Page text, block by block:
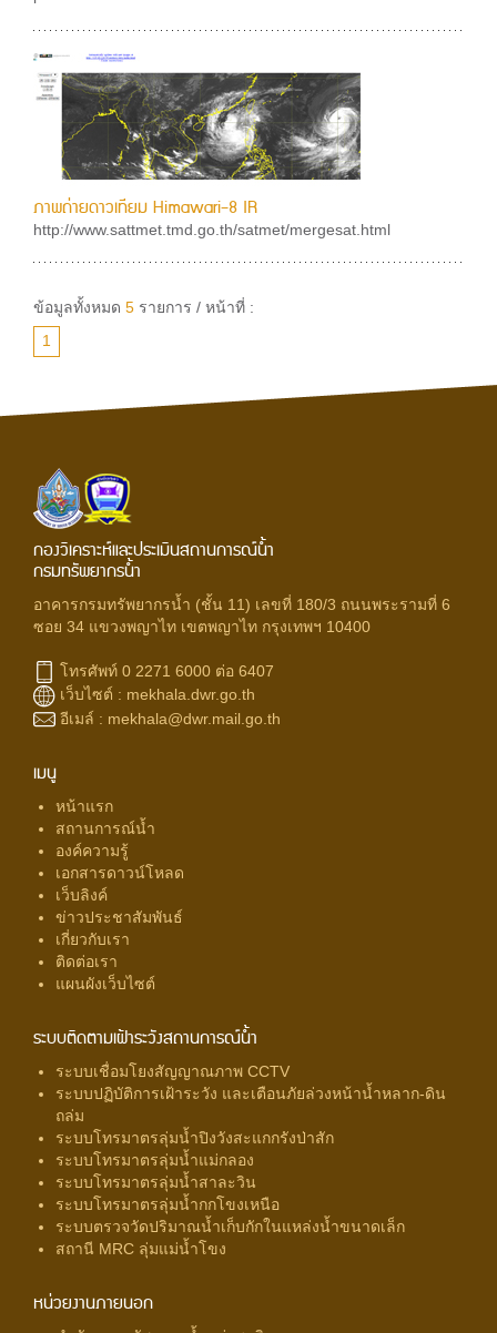
ภาพถ่ายดาวเทียม Himawari-8 IR
http://www.sattmet.tmd.go.th/satmet/mergesat.html
ข้อมูลทั้งหมด 5 รายการ / หน้าที่ :
1
กองวิเคราะห์และประเมินสถานการณ์น้ำ
กรมทรัพยากรน้ำ
อาคารกรมทรัพยากรน้ำ (ชั้น 11) เลขที่ 180/3 ถนนพระรามที่ 6
ซอย 34 แขวงพญาไท เขตพญาไท กรุงเทพฯ 10400
โทรศัพท์ 0 2271 6000 ต่อ 6407
เว็บไซต์ : mekhala.dwr.go.th
อีเมล์ : mekhala@dwr.mail.go.th
เมนู
หน้าแรก
สถานการณ์น้ำ
องค์ความรู้
เอกสารดาวน์โหลด
เว็บลิงค์
ข่าวประชาสัมพันธ์
เกี่ยวกับเรา
ติดต่อเรา
แผนผังเว็บไซต์
ระบบติดตามเฝ้าระวังสถานการณ์น้ำ
ระบบเชื่อมโยงสัญญาณภาพ CCTV
ระบบปฏิบัติการเฝ้าระวัง และเตือนภัยล่วงหน้าน้ำหลาก-ดิน
ถล่ม
ระบบโทรมาตรลุ่มน้ำปิงวังสะแกกรังป่าสัก
ระบบโทรมาตรลุ่มน้ำแม่กลอง
ระบบโทรมาตรลุ่มน้ำสาละวิน
ระบบโทรมาตรลุ่มน้ำกกโขงเหนือ
ระบบตรวจวัดปริมาณน้ำเก็บกักในแหล่งน้ำขนาดเล็ก
สถานี MRC ลุ่มแม่น้ำโขง
หน่วยงานภายนอก